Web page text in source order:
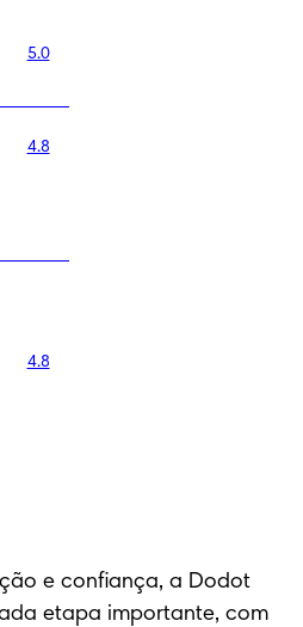
5.0
4.8
4.8
e confiança, a Dodot
etapa importante, com